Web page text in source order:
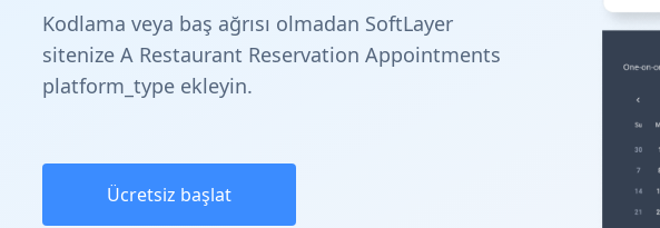
Kodlama veya baş ağrısı olmadan SoftLayer
sitenize A Restaurant Reservation Appointments
platform_type ekleyin.
Ücretsiz başlat